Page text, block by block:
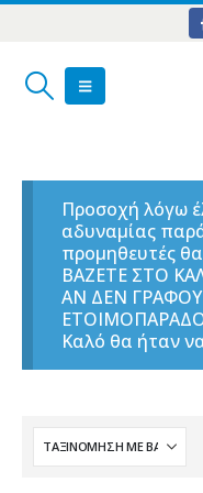
Προσοχή λόγω
αδυναμίας
προμηθευτές
ΒΑΖΕΤΕ ΣΤΟ
ΑΝ ΔΕΝ
Καλό θα ήταν